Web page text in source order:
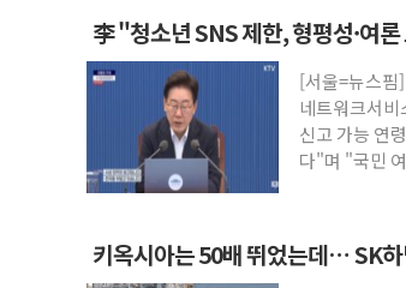
초등학교 앞서 '쾅'…대
중소기업계 "세제개편
"전월세 대책 없고 집값
배틀그라운드 모바일 월
李 "청소년 SNS 제한, 형평성·여
[서울=뉴스핌
네트워크서
신고 가능 연
다"며 "국민
키옥시아는 50배 뛰었는데… SK